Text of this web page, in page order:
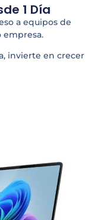
1 Día
a equipos de
empresa.
invierte en crecer